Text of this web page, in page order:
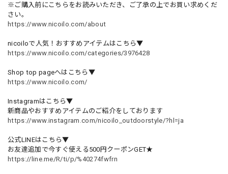
※ご購入前にこちらをお読みいただき、ご了承の上でお買い求めくだ
さい。
https://www.nicoilo.com/about
nicoiloで人気！おすすめアイテムはこちら▼
https://www.nicoilo.com/categories/3976428
Shop top pageへはこちら▼
https://www.nicoilo.com/
Instagramはこちら▼
新商品やおすすめアイテムのご紹介をしております
https://www.instagram.com/nicoilo_outdoorstyle/?hl=ja
公式LINEはこちら▼
お友達追加で今すぐ使える500円クーポンGET★
https://line.me/R/ti/p/%40274fwfrn